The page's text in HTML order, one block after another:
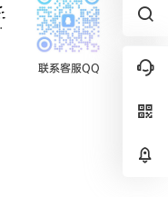
联系客服QQ